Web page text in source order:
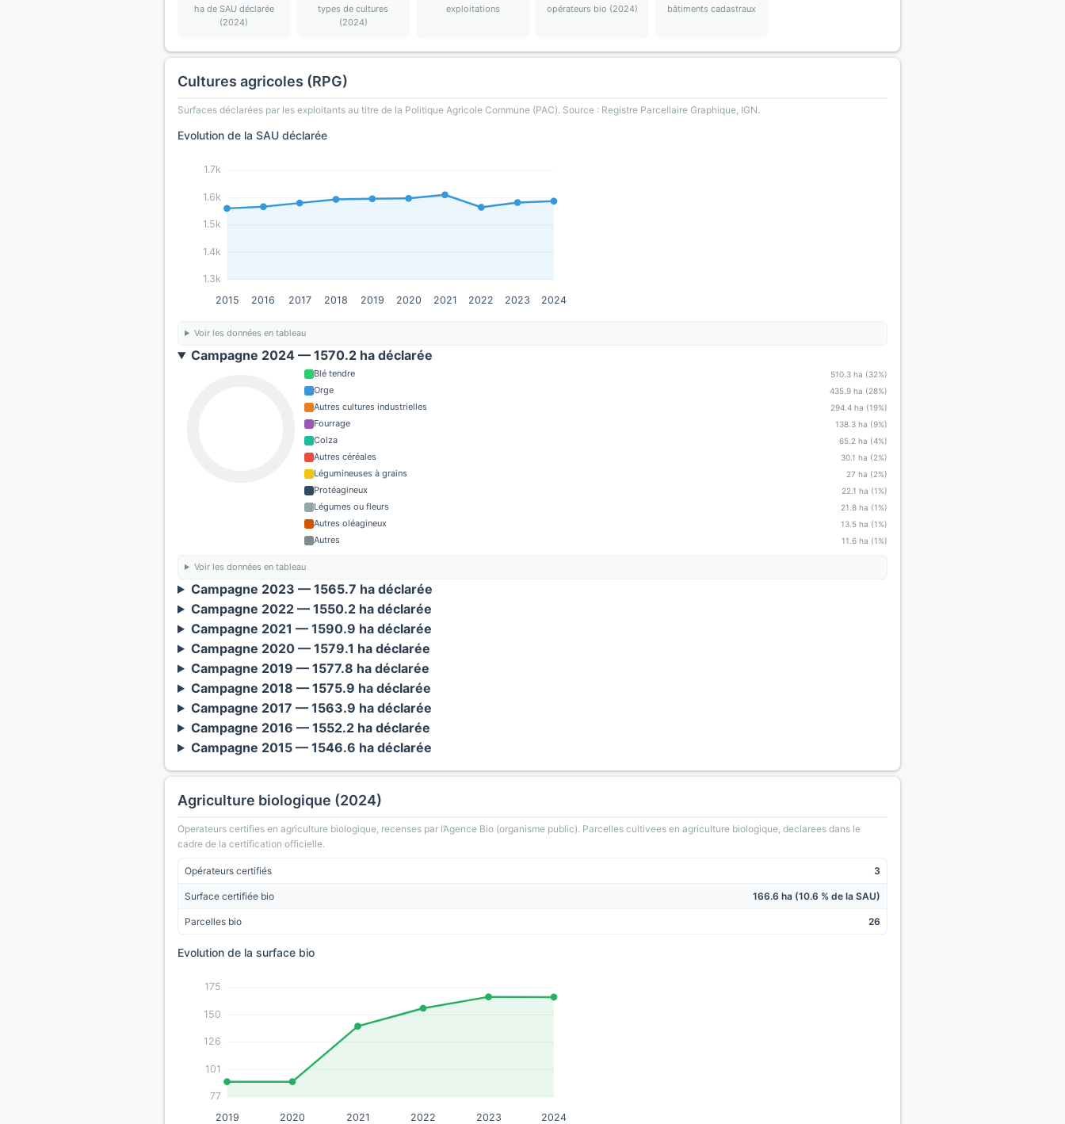
ha de SAU déclarée
(2024)
types de cultures
(2024)
exploitations opérateurs bio (2024) bâtiments cadastraux
Cultures agricoles (RPG)
Surfaces déclarées par les exploitants au titre de la Politique Agricole Commune (PAC). Source : Registre Parcellaire Graphique, IGN.
Evolution de la SAU déclarée
1.3k
1.4k
1.5k
1.6k
1.7k
2015 2016 2017 2018 2019 2020 2021 2022 2023 2024
Voir les données en tableau
Campagne 2024 — 1570.2 ha déclarée
Blé tendre 510.3 ha (32%)
Orge 435.9 ha (28%)
Autres cultures industrielles 294.4 ha (19%)
Fourrage 138.3 ha (9%)
Colza 65.2 ha (4%)
Autres céréales 30.1 ha (2%)
Légumineuses à grains 27 ha (2%)
Protéagineux 22.1 ha (1%)
Légumes ou fleurs 21.8 ha (1%)
Autres oléagineux 13.5 ha (1%)
Autres 11.6 ha (1%)
Voir les données en tableau
Campagne 2023 — 1565.7 ha déclarée
Campagne 2022 — 1550.2 ha déclarée
Campagne 2021 — 1590.9 ha déclarée
Campagne 2020 — 1579.1 ha déclarée
Campagne 2019 — 1577.8 ha déclarée
Campagne 2018 — 1575.9 ha déclarée
Campagne 2017 — 1563.9 ha déclarée
Campagne 2016 — 1552.2 ha déclarée
Campagne 2015 — 1546.6 ha déclarée
Agriculture biologique (2024)
Operateurs certifies en agriculture biologique, recenses par l’Agence Bio (organisme public). Parcelles cultivees en agriculture biologique, declarees dans le
cadre de la certification officielle.
Opérateurs certifiés 3
Surface certifiée bio 166.6 ha (10.6 % de la SAU)
Parcelles bio 26
Evolution de la surface bio
77
101
126
150
175
2019 2020 2021 2022 2023 2024